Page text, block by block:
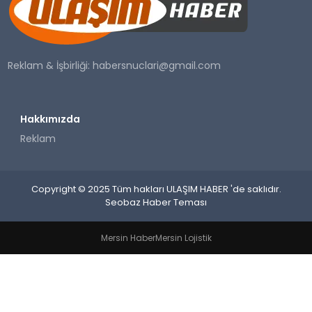
SAĞLIK
YAŞAM
Reklam & İşbirliği:habersnuclari@gmail.com
Hakkımızda
Reklam
Copyright © 2025 Tüm hakları ULAŞIM HABER 'de saklıdır.
Seobaz Haber Teması
Mersin HaberMersin Lojistik